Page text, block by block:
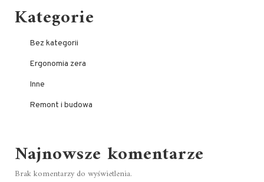
Kategorie
Bez kategorii
Ergonomia zera
Inne
Remont i budowa
Najnowsze komentarze
Brak komentarzy do wyświetlenia.